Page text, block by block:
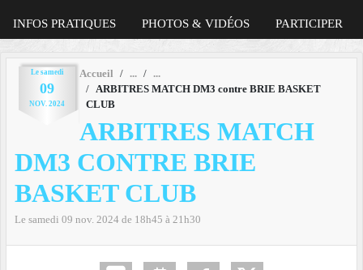
INFOS PRATIQUES PHOTOS & VIDÉOS PARTICIPER
Le samedi
09
NOV. 2024
Accueil
ARBITRES MATCH DM3 contre BRIE BASKET
CLUB
ARBITRES MATCH
DM3 CONTRE BRIE
BASKET CLUB
Le samedi 09 nov. 2024 de 18h45 à 21h30